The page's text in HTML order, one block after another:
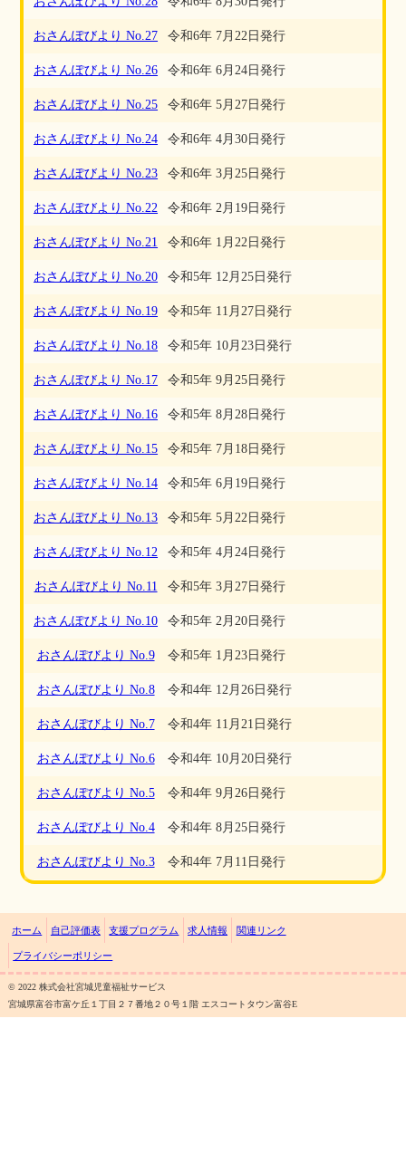
おさんぽびより No.27 令和6年 7月22日発行
おさんぽびより No.26 令和6年 6月24日発行
おさんぽびより No.25 令和6年 5月27日発行
おさんぽびより No.24 令和6年 4月30日発行
おさんぽびより No.23 令和6年 3月25日発行
おさんぽびより No.22 令和6年 2月19日発行
おさんぽびより No.21 令和6年 1月22日発行
おさんぽびより No.20 令和5年 12月25日発行
おさんぽびより No.19 令和5年 11月27日発行
おさんぽびより No.18 令和5年 10月23日発行
おさんぽびより No.17 令和5年 9月25日発行
おさんぽびより No.16 令和5年 8月28日発行
おさんぽびより No.15 令和5年 7月18日発行
おさんぽびより No.14 令和5年 6月19日発行
おさんぽびより No.13 令和5年 5月22日発行
おさんぽびより No.12 令和5年 4月24日発行
おさんぽびより No.11 令和5年 3月27日発行
おさんぽびより No.10 令和5年 2月20日発行
おさんぽびより No.9 令和5年 1月23日発行
おさんぽびより No.8 令和4年 12月26日発行
おさんぽびより No.7 令和4年 11月21日発行
おさんぽびより No.6 令和4年 10月20日発行
おさんぽびより No.5 令和4年 9月26日発行
おさんぽびより No.4 令和4年 8月25日発行
おさんぽびより No.3 令和4年 7月11日発行
ホーム 自己評価表 支援プログラム 求人情報 関連リンク
プライバシーポリシー
©︎ 2022 株式会社宮城児童福祉サービス
宮城県富谷市富ケ丘１丁目２７番地２０号１階 エスコートタウン富谷E